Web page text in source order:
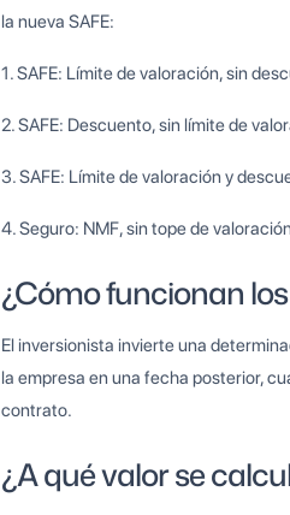
la nueva SAFE:
1. SAFE: Límite de valoración, sin
2. SAFE: Descuento, sin límite de
3. SAFE: Límite de valoración y
4. Seguro: NMF, sin tope de
¿Cómo funcionan
El inversionista invierte una
la empresa en una fecha posterior,
contrato.
¿A qué valor se